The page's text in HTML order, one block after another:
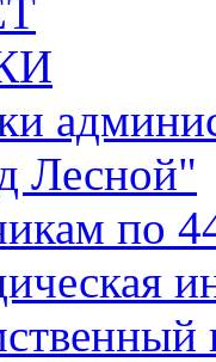
Лесной"
по